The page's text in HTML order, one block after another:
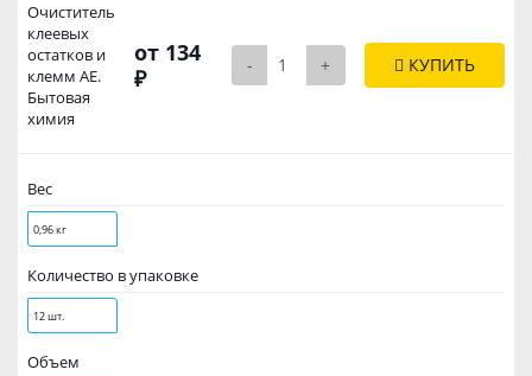
Очиститель
клеевых
остатков и
клемм АЕ.
Бытовая
химия
от 134
₽
- + КУПИТЬ
Вес
0,96 кг
Количество в упаковке
12 шт.
Объем